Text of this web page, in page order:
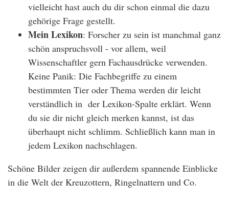
vielleicht hast auch du dir schon einmal die dazu
gehörige Frage gestellt.
Mein Lexikon: Forscher zu sein ist manchmal ganz
schön anspruchsvoll - vor allem, weil
Wissenschaftler gern Fachausdrücke verwenden.
Keine Panik: Die Fachbegriffe zu einem
bestimmten Tier oder Thema werden dir leicht
verständlich in der Lexikon-Spalte erklärt. Wenn
du sie dir nicht gleich merken kannst, ist das
überhaupt nicht schlimm. Schließlich kann man in
jedem Lexikon nachschlagen.
Schöne Bilder zeigen dir außerdem spannende Einblicke
in die Welt der Kreuzottern, Ringelnattern und Co.